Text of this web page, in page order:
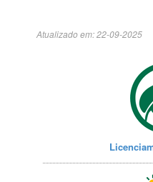
Atualizado em: 22-09-2025